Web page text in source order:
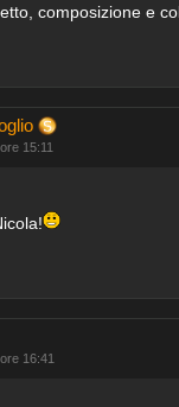
composizione e
15:11
16:41